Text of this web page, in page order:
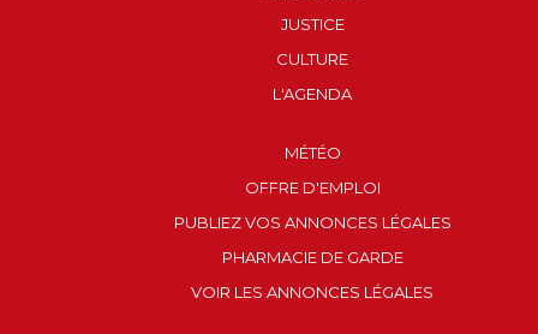
JUSTICE
CULTURE
L'AGENDA
MÉTÉO
OFFRE D'EMPLOI
PUBLIEZ VOS ANNONCES LÉGALES
PHARMACIE DE GARDE
VOIR LES ANNONCES LÉGALES